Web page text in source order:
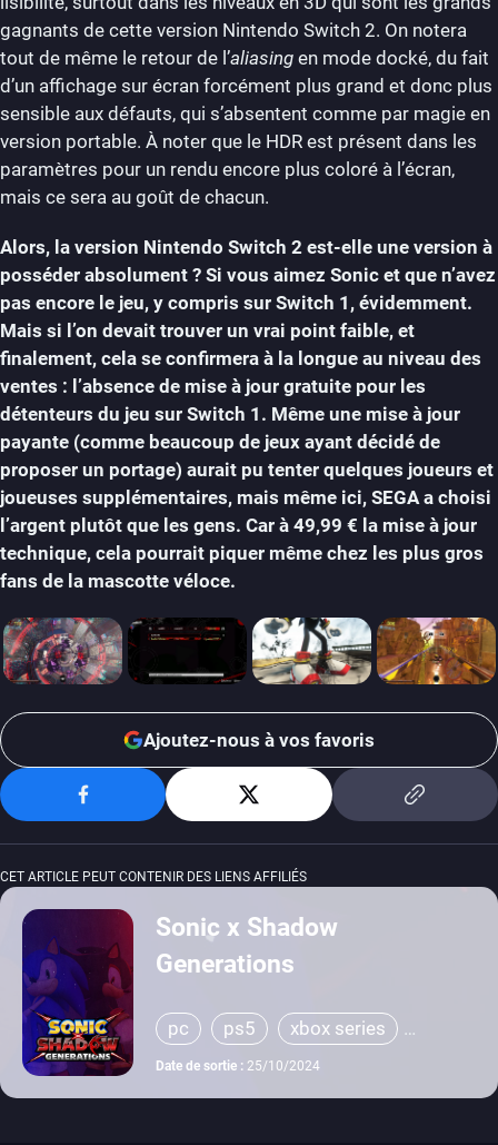
gagnants de cette version Nintendo Switch 2. On notera
tout de même le retour de l’aliasing en mode docké, du fait
d’un affichage sur écran forcément plus grand et donc plus
sensible aux défauts, qui s’absentent comme par magie en
version portable. À noter que le HDR est présent dans les
paramètres pour un rendu encore plus coloré à l’écran,
mais ce sera au goût de chacun.
Alors, la version Nintendo Switch 2 est-elle une version à
posséder absolument ? Si vous aimez Sonic et que n’avez
pas encore le jeu, y compris sur Switch 1, évidemment.
Mais si l’on devait trouver un vrai point faible, et
finalement, cela se confirmera à la longue au niveau des
ventes : l’absence de mise à jour gratuite pour les
détenteurs du jeu sur Switch 1. Même une mise à jour
payante (comme beaucoup de jeux ayant décidé de
proposer un portage) aurait pu tenter quelques joueurs et
joueuses supplémentaires, mais même ici, SEGA a choisi
l’argent plutôt que les gens. Car à 49,99 € la mise à jour
technique, cela pourrait piquer même chez les plus gros
fans de la mascotte véloce.
Ajoutez-nous à vos favoris
CET ARTICLE PEUT CONTENIR DES LIENS AFFILIÉS
Sonic x Shadow
Generations
pc ps5
xbox series
switch
ps4
switch 2
Date de sortie : 25/10/2024